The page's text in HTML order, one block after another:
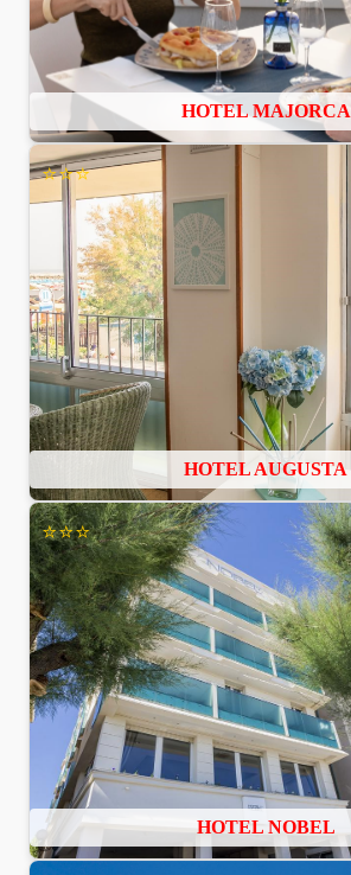
HOTEL MAJORCA
⭐⭐⭐
HOTEL AUGUSTA
⭐⭐⭐
HOTEL NOBEL